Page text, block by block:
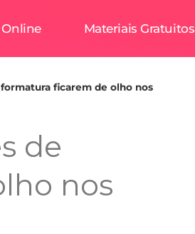
Materiais Gratuitos
ficarem de olho nos
de
nos